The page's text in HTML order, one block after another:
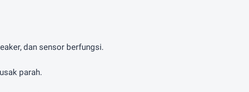
dan sensor berfungsi.
parah.